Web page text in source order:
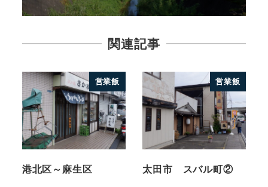
関連記事
営業飯
港北区～麻生区
営業飯
太田市 スバル町②